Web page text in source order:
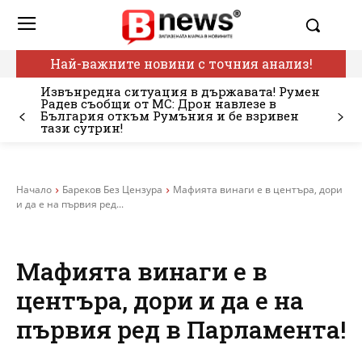
Най-важните новини с точния анализ!
Извънредна ситуация в държавата! Румен
Радев съобщи от МС: Дрон навлезе в
България откъм Румъния и бе взривен
тази сутрин!
Начало Бареков Без Цензура
Мафията винаги е в центъра, дори
и да е на първия ред...
Мафията винаги е в
центъра, дори и да е на
първия ред в Парламента!